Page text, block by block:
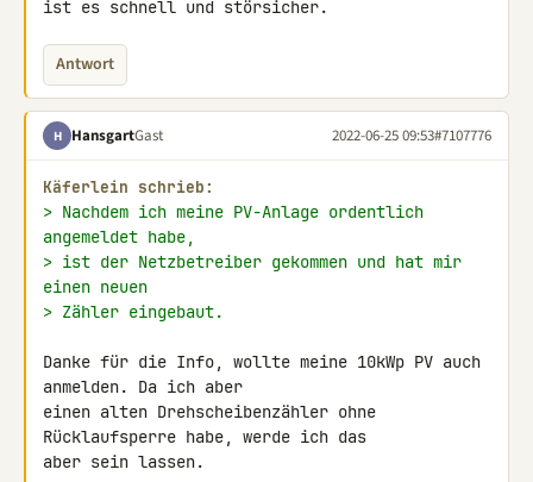
ist es schnell und störsicher.
Antwort
H HansgartGast 2022-06-25 09:53#7107776
Käferlein schrieb:
> Nachdem ich meine PV-Anlage ordentlich
angemeldet habe,
> ist der Netzbetreiber gekommen und hat mir
einen neuen
> Zähler eingebaut.
Danke für die Info, wollte meine 10kWp PV auch
anmelden. Da ich aber
einen alten Drehscheibenzähler ohne
Rücklaufsperre habe, werde ich das
aber sein lassen.